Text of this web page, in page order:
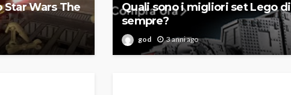
Wars The
Quali sono i migliori set Lego di
sempre?
god 3 anni ago